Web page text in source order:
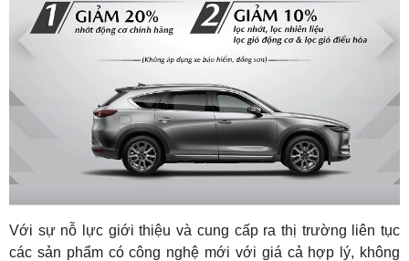
Với sự nỗ lực giới thiệu và cung cấp ra thị trường liên tục
các sản phẩm có công nghệ mới với giá cả hợp lý, không